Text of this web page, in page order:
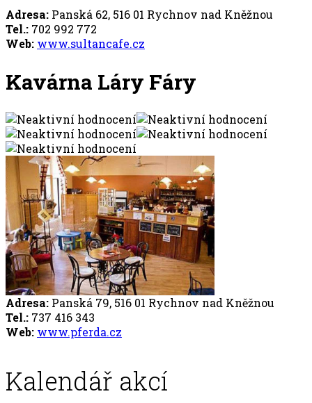
Adresa: Panská 62, 516 01 Rychnov nad Kněžnou
Tel.: 702 992 772
Web: www.sultancafe.cz
Kavárna Láry Fáry
Adresa: Panská 79, 516 01 Rychnov nad Kněžnou
Tel.: 737 416 343
Web: www.pferda.cz
Kalendář akcí